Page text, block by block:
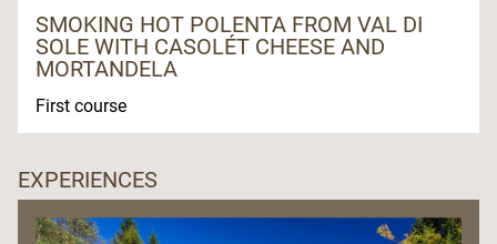
SMOKING HOT POLENTA FROM VAL DI
SOLE WITH CASOLÉT CHEESE AND
MORTANDELA
First course
EXPERIENCES